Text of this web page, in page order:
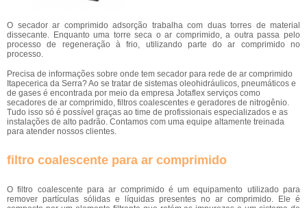
O secador ar comprimido adsorção trabalha com duas torres de material
dissecante. Enquanto uma torre seca o ar comprimido, a outra passa pelo
processo de regeneração à frio, utilizando parte do ar comprimido no
processo.
Precisa de informações sobre onde tem secador para rede de ar comprimido
Itapecerica da Serra? Ao se tratar de sistemas oleohidráulicos, pneumáticos e
de gases é encontrada por meio da empresa Jotaflex serviços como
secadores de ar comprimido, filtros coalescentes e geradores de nitrogênio.
Tudo isso só é possível graças ao time de profissionais especializados e as
instalações de alto padrão. Contamos com uma equipe altamente treinada
para atender nossos clientes.
filtro coalescente para ar comprimido
O filtro coalescente para ar comprimido é um equipamento utilizado para
remover partículas sólidas e líquidas presentes no ar comprimido. Ele é